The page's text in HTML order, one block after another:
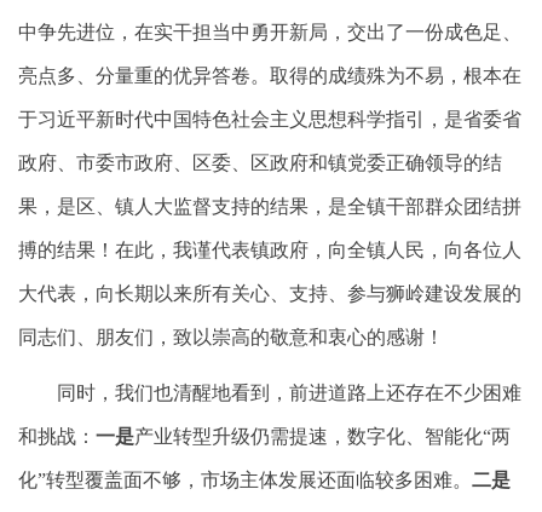
中争先进位，在实干担当中勇开新局，交出了一份成色足、
亮点多、分量重的优异答卷。取得的成绩殊为不易，根本在
于习近平新时代中国特色社会主义思想科学指引，是省委省
政府、市委市政府、区委、区政府和镇党委正确领导的结
果，是区、镇人大监督支持的结果，是全镇干部群众团结拼
搏的结果！在此，我谨代表镇政府，向全镇人民，向各位人
大代表，向长期以来所有关心、支持、参与狮岭建设发展的
同志们、朋友们，致以崇高的敬意和衷心的感谢！
同时，我们也清醒地看到，前进道路上还存在不少困难
和挑战： 一是产业转型升级仍需提速，数字化、智能化“两
化”转型覆盖面不够，市场主体发展还面临较多困难。 二是